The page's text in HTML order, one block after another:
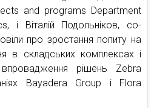
and programs Department
і Віталій Подольніков, co-
про зростання попиту на
в складських комплексах і
впровадження рішень Zebra
Bayadera Group і Flora